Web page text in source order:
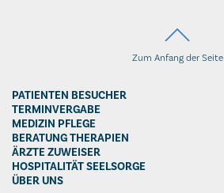
Zum Anfang der Seite
PATIENTEN BESUCHER
TERMINVERGABE
MEDIZIN PFLEGE
BERATUNG THERAPIEN
ÄRZTE ZUWEISER
HOSPITALITÄT SEELSORGE
ÜBER UNS